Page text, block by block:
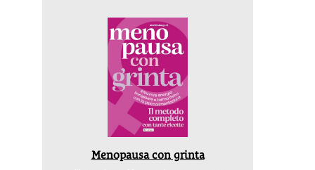
Menopausa con grinta